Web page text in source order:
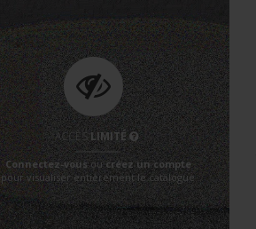
ACCÈSLIMITÉ
Connectez-vousoucréez un compte
pour visualiser entièrement le catalogue